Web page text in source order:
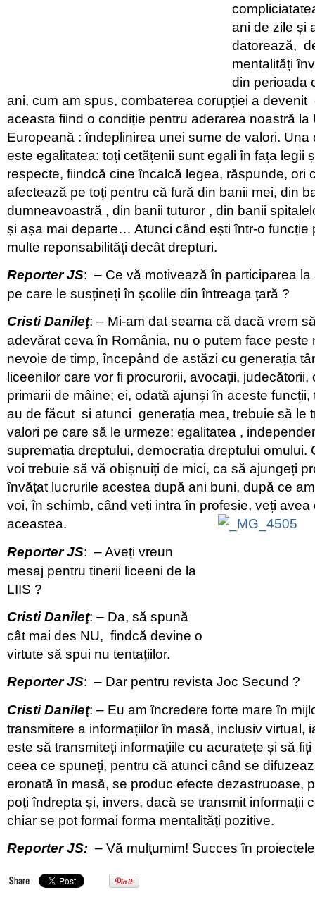
ani de zile și
datorează,
mentalități
din perioada
ani, cum am spus, combaterea corupției a devenit
aceasta fiind o condiție pentru aderarea noastră la
Europeană : îndeplinirea unei sume de valori. Una
este egalitatea: toți cetățenii sunt egali în fața legii
respecte, fiindcă cine încalcă legea, răspunde, ori
afectează pe toți pentru că fură din banii mei, din
dumneavoastră , din banii tuturor , din banii
și așa mai departe… Atunci când ești într-o funcție
multe reponsabilități decât drepturi.
Reporter JS: – Ce vă motivează în participarea
pe care le susțineți în școlile din întreaga țară ?
Cristi Danileţ: – Mi-am dat seama că dacă vrem
adevărat ceva în România, nu o putem face peste
nevoie de timp, începând de astăzi cu generația
liceenilor care vor fi procurorii, avocații, judecătorii,
primarii de mâine; ei, odată ajunși în aceste
au de făcut si atunci generația mea, trebuie să le
valori pe care să le urmeze: egalitatea ,
supremația dreptului, democrația dreptului
voi trebuie să vă obișnuiți de mici, ca să ajungeți
învățat lucrurile acestea după ani buni, după ce
voi, în schimb, când veți intra în profesie, veți avea
aceastea.
Reporter JS: – Aveți vreun
mesaj pentru tinerii liceeni de la
LIIS ?
Cristi Danileţ: – Da, să spună
cât mai des NU, findcă devine o
virtute să spui nu tentațiilor.
Reporter JS: – Dar pentru revista Joc Secund ?
Cristi Danileţ: – Eu am încredere forte mare în
transmitere a informațiilor în masă, inclusiv virtual,
este să transmiteți informațiile cu acuratețe și să
ceea ce spuneți, pentru că atunci când se
eronată în masă, se produc efecte dezastruoase,
poți îndrepta și, invers, dacă se transmit informații
chiar se pot formai forma mentalități pozitive.
Reporter JS: – Vă mulţumim! Succes în